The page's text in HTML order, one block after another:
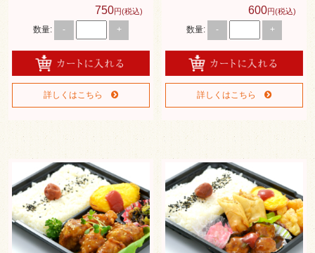
750円(税込)
数量: - +
詳しくはこちら
600円(税込)
数量: - +
詳しくはこちら